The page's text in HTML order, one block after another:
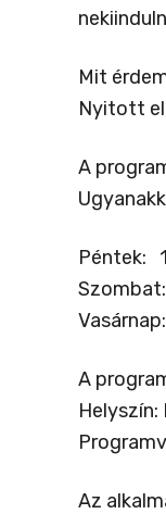
Mit
Nyitott
A
Péntek:
A
Helyszín:
Az